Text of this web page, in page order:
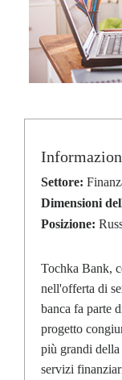
Settore:
Dimensioni
Posizione:
Tochka Bank,
nell'offerta di
banca fa parte
progetto
più grandi
servizi